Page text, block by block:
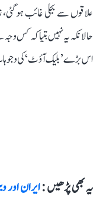
علاقوں سے بجلی غائب ہو گئی،
حالانکہ یہ نہیں بتیا کہ کس
اس بڑے ’بلیک آؤٹ‘ کی
یہ بھی پڑھیں :ایران اور